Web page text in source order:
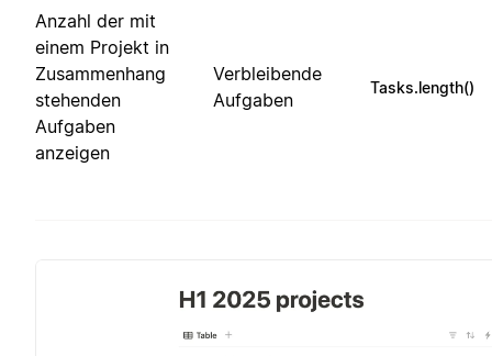
Anzahl der mit
einem Projekt in
Zusammenhang
stehenden
Aufgaben
anzeigen
Verbleibende
Aufgaben
Tasks.length()